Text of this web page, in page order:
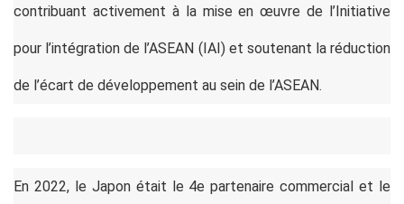
contribuant activement à la mise en œuvre de l’Initiative
pour l’intégration de l’ASEAN (IAI) et soutenant la réduction
de l’écart de développement au sein de l’ASEAN.
En 2022, le Japon était le 4e partenaire commercial et le